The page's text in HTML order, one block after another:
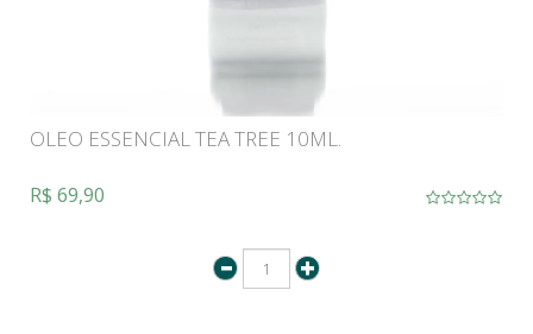
OLEO ESSENCIAL TEA TREE 10ML.
R$ 69,90